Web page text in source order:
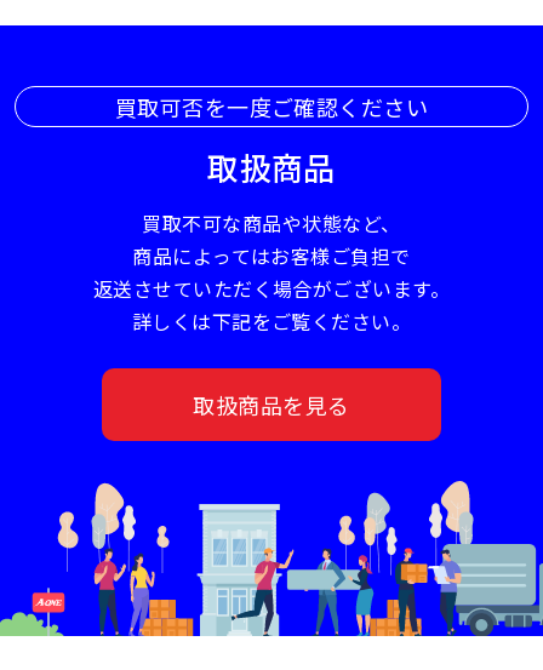
買取可否を一度ご確認ください
取扱商品
買取不可な商品や状態など、
商品によってはお客様ご負担で
返送させていただく場合がございます。
詳しくは下記をご覧ください。
取扱商品を見る